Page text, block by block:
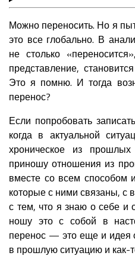
Можно переносить. Но я
это все глобально. В
не столько
представление,
Это я помню. И тогда
перенос?
Если попробовать
когда в актуальной
хроническое из
приношу отношения из
вместе со всем способом
которые с ними связаны, с
с тем, что я знаю о себе и
ношу это с собой в
перенос — это еще и идея
в прошлую ситуацию и как-